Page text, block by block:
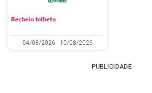
Recheio folheto
04/08/2026 - 10/08/2026
PUBLICIDADE